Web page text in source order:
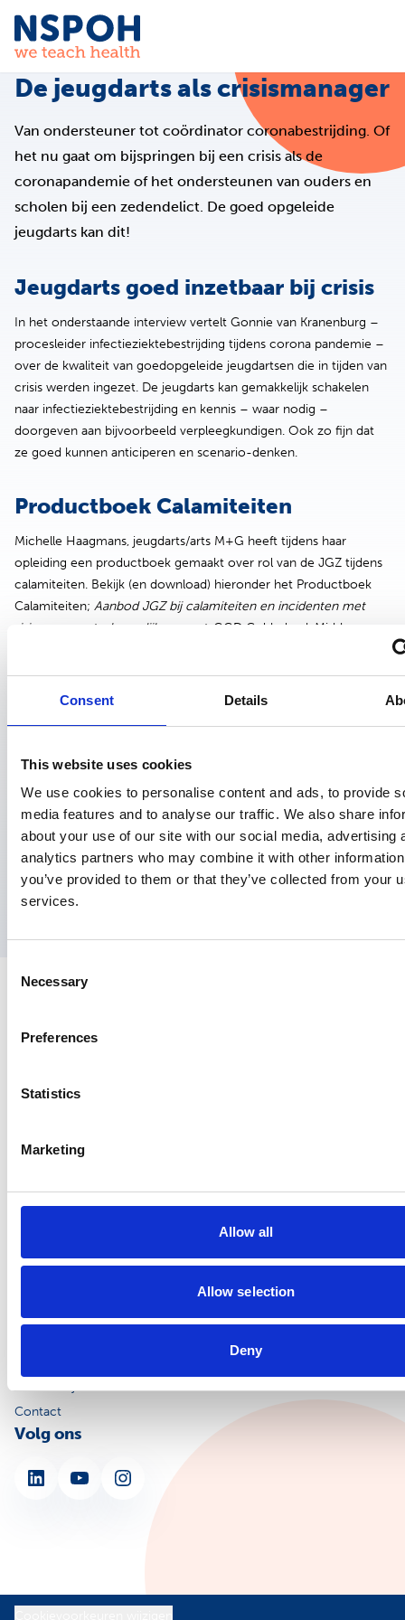
Consent Details
This website uses cookies
We use cookies to personalise content and ads, to provide
media features and to analyse our traffic. We also share
about your use of our site with our social media, advertising
analytics partners who may combine it with other
you’ve provided to them or that they’ve collected from your
services.
Selection
Necessary
Preferences
Statistics
Marketing
Allow all
Allow selection
Deny
Ga naar de inhoud
De jeugdarts als crisismanager
Van ondersteuner tot coördinator coronabestrijding. Of
het nu gaat om bijspringen bij een crisis als de
coronapandemie of het ondersteunen van ouders en
scholen bij een zedendelict. De goed opgeleide
jeugdarts kan dit!
Jeugdarts goed inzetbaar bij crisis
In het onderstaande interview vertelt Gonnie van Kranenburg –
procesleider infectieziektebestrijding tijdens corona pandemie –
over de kwaliteit van goedopgeleide jeugdartsen die in tijden van
crisis werden ingezet. De jeugdarts kan gemakkelijk schakelen
naar infectieziektebestrijding en kennis – waar nodig –
doorgeven aan bijvoorbeeld verpleegkundigen. Ook zo fijn dat
ze goed kunnen anticiperen en scenario-denken.
Productboek Calamiteiten
Michelle Haagmans, jeugdarts/arts M+G heeft tijdens haar
opleiding een productboek gemaakt over rol van de JGZ tijdens
calamiteiten. Bekijk (en download) hieronder het Productboek
Calamiteiten; Aanbod JGZ bij calamiteiten en incidenten met
risico op maatschappelijke onrust, GGD Gelderland-Midden.
(opent in nieuw tabblad)
Churchilllaan 11, 10e etage
030 810 05 00
Postbus 20022
KVK: 30162193
Contact
Volg ons
LinkedIn YouTube Instagram